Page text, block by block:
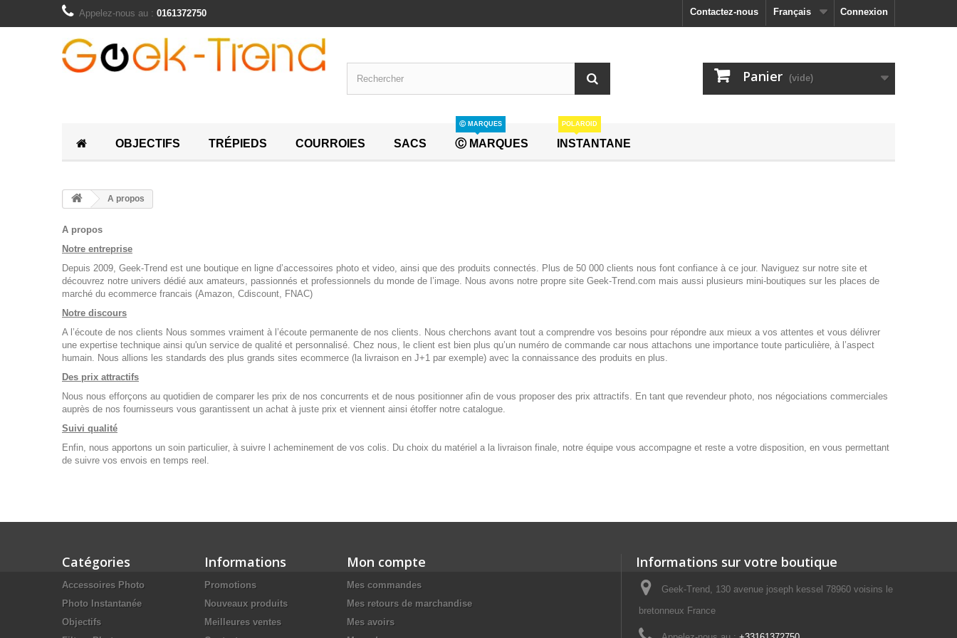
Connexion
Français
Contactez-nous
Appelez-nous au : 0161372750
Panier (vide)
OBJECTIFS TRÉPIEDS COURROIES SACS Ⓒ MARQUES
Ⓒ MARQUES
INSTANTANE
POLAROID
A propos
A propos
Notre entreprise
Depuis 2009, Geek-Trend est une boutique en ligne d’accessoires photo et video, ainsi que des produits connectés. Plus de 50 000 clients nous font confiance à ce jour. Naviguez sur notre site et
découvrez notre univers dédié aux amateurs, passionnés et professionnels du monde de l’image. Nous avons notre propre site Geek-Trend.com mais aussi plusieurs mini-boutiques sur les places de
marché du ecommerce francais (Amazon, Cdiscount, FNAC)
Notre discours
A l’écoute de nos clients Nous sommes vraiment à l’écoute permanente de nos clients. Nous cherchons avant tout a comprendre vos besoins pour répondre aux mieux a vos attentes et vous délivrer
une expertise technique ainsi qu'un service de qualité et personnalisé. Chez nous, le client est bien plus qu’un numéro de commande car nous attachons une importance toute particulière‚ à l’aspect
humain. Nous allions les standards des plus grands sites ecommerce (la livraison en J+1 par exemple) avec la connaissance des produits en plus.
Des prix attractifs
Nous nous efforçons au quotidien de comparer les prix de nos concurrents et de nous positionner afin de vous proposer des prix attractifs. En tant que revendeur photo, nos négociations commerciales
auprès de nos fournisseurs vous garantissent un achat à juste prix et viennent ainsi étoffer notre catalogue.
Suivi qualité
Enfin, nous apportons un soin particulier‚ à suivre l acheminement de vos colis. Du choix du matériel a la livraison finale, notre équipe vous accompagne et reste a votre disposition, en vous permettant
de suivre vos envois en temps reel.
Catégories
Accessoires Photo
Photo Instantanée
Objectifs
Informations
Promotions
Nouveaux produits
Meilleures ventes
Mon compte
Mes commandes
Mes retours de marchandise
Mes avoirs
Informations sur votre boutique
Geek-Trend, 130 avenue joseph kessel 78960 voisins le
bretonneux France